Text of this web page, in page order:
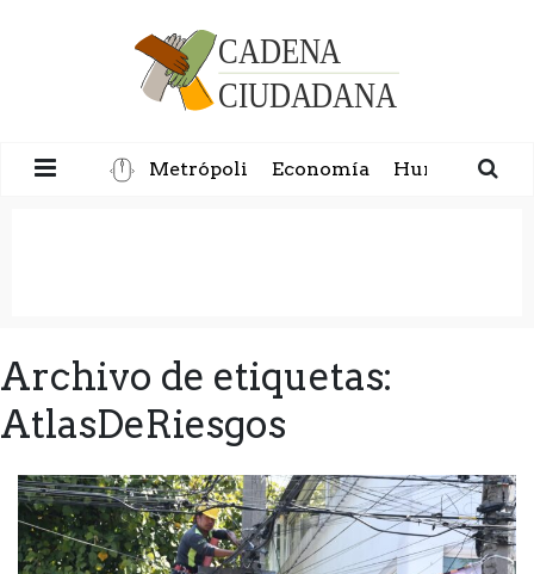
Metrópoli Economía Humanidad
Archivo de etiquetas:
AtlasDeRiesgos